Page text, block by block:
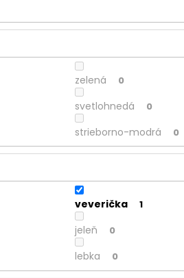
zelená 0
svetlohnedá 0
strieborno-modrá 0
veverička 1
jeleň 0
lebka 0